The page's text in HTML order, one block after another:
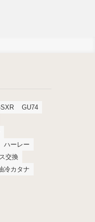
GU74
ハーレー
交換
冷カタナ